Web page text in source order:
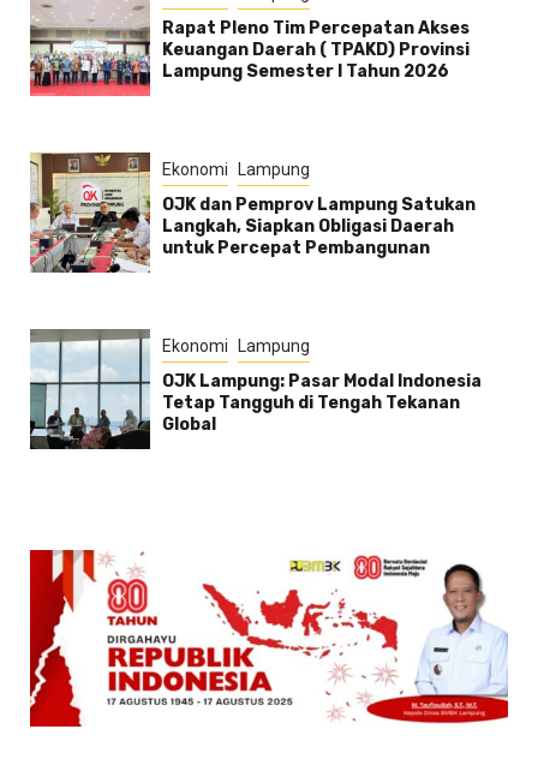
Rapat Pleno Tim Percepatan Akses
Keuangan Daerah ( TPAKD) Provinsi
Lampung Semester l Tahun 2026
Ekonomi Lampung
OJK dan Pemprov Lampung Satukan
Langkah, Siapkan Obligasi Daerah
untuk Percepat Pembangunan
Ekonomi Lampung
OJK Lampung: Pasar Modal Indonesia
Tetap Tangguh di Tengah Tekanan
Global